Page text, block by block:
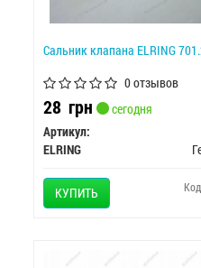
Сальник клапана ELRING
0 отзывов
28 грн
сегодня
Артикул:
ELRING
КУПИТЬ